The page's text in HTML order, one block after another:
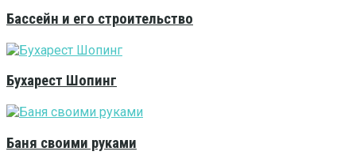
Бассейн и его строительство
Бухарест Шопинг
Баня своими руками